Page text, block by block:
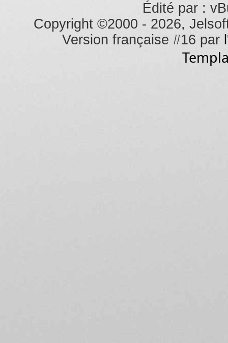
Édité par :
Copyright ©2000 - 2026,
Version française #16 par